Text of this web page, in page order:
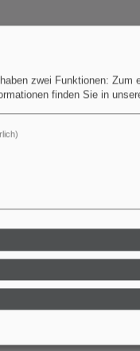
zwei Funktionen:
finden Sie in